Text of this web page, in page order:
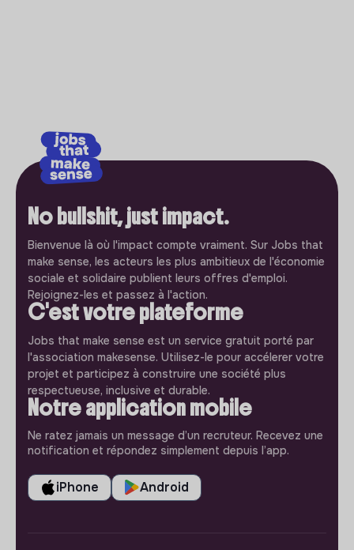
No bullshit, just impact.
Bienvenue là où l'impact compte vraiment. Sur Jobs that
make sense, les acteurs les plus ambitieux de l'économie
sociale et solidaire publient leurs offres d'emploi.
Rejoignez-les et passez à l'action.
C'est votre plateforme
Jobs that make sense est un service gratuit porté par
l'association makesense. Utilisez-le pour accélerer votre
projet et participez à construire une société plus
respectueuse, inclusive et durable.
Notre application mobile
Ne ratez jamais un message d’un recruteur. Recevez une
notification et répondez simplement depuis l’app.
iPhone Android